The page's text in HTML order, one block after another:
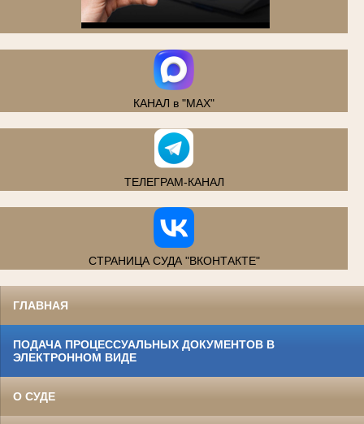
КАНАЛ в "MAX"
ТЕЛЕГРАМ-КАНАЛ
СТРАНИЦА СУДА "ВКОНТАКТЕ"
ГЛАВНАЯ
ПОДАЧА ПРОЦЕССУАЛЬНЫХ ДОКУМЕНТОВ В
ЭЛЕКТРОННОМ ВИДЕ
О СУДЕ